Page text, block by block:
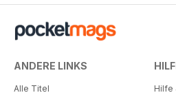
ANDERE LINKS
Alle Titel Hilfe